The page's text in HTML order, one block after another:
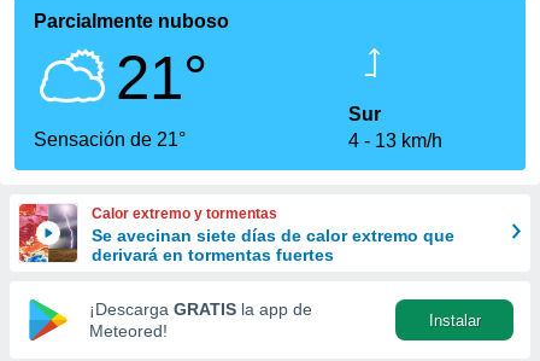
por
se
calidad.
a este
las
y
forma
digital
basada
Parcialmente nuboso
21°
Sensación de 21°
Sur
4
13 km/h
Calor extremo y tormentas
Se avecinan siete días de calor extremo que
derivará en tormentas fuertes
¡Descarga GRATIS la app de
Meteored!
Instalar